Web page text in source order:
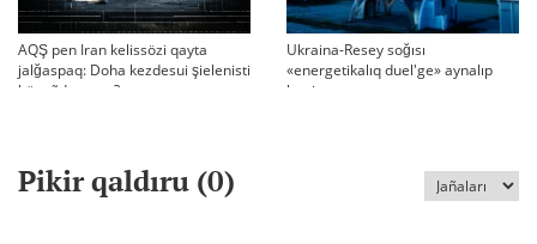
AQŞ pen Iran kelissözi qayta
jalğaspaq: Doha kezdesui şielenisti
bäseñdete me?
Ukraina-Resey soğısı
«energetikalıq duel'ge» aynalıp
ketti
Pikir qaldıru (0)